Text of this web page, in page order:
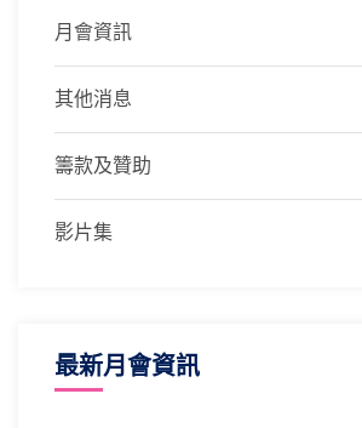
月會資訊
其他消息
籌款及贊助
影片集
最新月會資訊